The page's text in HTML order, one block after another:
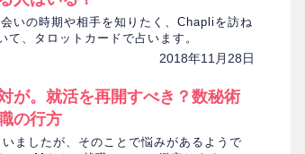
いの時期や相手を知りたく、Chapliを訪ね
、タロットカードで占います。
2018年11月28日
が。就活を再開すべき？数秘術
の行方
ましたが、そのことで悩みがあるようで